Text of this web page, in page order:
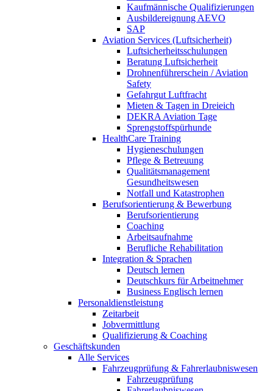
Kaufmännische Qualifizierungen
Ausbildereignung AEVO
SAP
Aviation Services (Luftsicherheit)
Luftsicherheitsschulungen
Beratung Luftsicherheit
Drohnenführerschein / Aviation
Safety
Gefahrgut Luftfracht
Mieten & Tagen in Dreieich
DEKRA Aviation Tage
Sprengstoffspürhunde
HealthCare Training
Hygieneschulungen
Pflege & Betreuung
Qualitätsmanagement
Gesundheitswesen
Notfall und Katastrophen
Berufsorientierung & Bewerbung
Berufsorientierung
Coaching
Arbeitsaufnahme
Berufliche Rehabilitation
Integration & Sprachen
Deutsch lernen
Deutschkurs für Arbeitnehmer
Business Englisch lernen
Personaldienstleistung
Zeitarbeit
Jobvermittlung
Qualifizierung & Coaching
Geschäftskunden
Alle Services
Fahrzeugprüfung & Fahrerlaubniswesen
Fahrzeugprüfung